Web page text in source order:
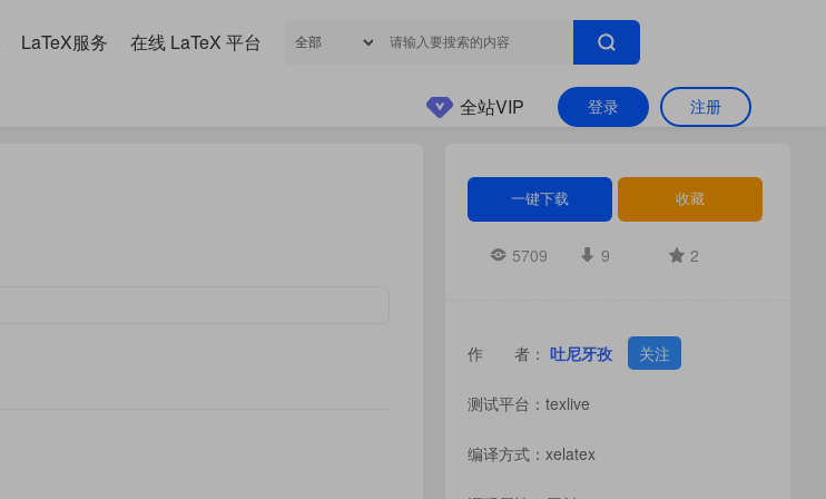
LaTeX服务 在线 LaTeX 平台
登录 注册
全站VIP
一键下载 收藏
5709 9 2
作 者： 吐尼牙孜 关注
测试平台：texlive
编译方式：xelatex